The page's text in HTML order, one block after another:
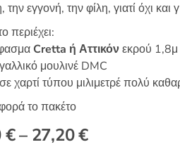
την εγγονή, την φίλη, γιατί όχι και
περιέχει:
Cretta ή Αττικόνεκρού
μουλινέ DMC
χαρτί τύπου μιλιμετρέ πολύ
το πακέτο
€– 27,20€Price